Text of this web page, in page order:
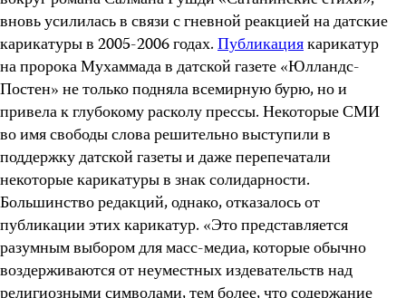
вновь усилилась в связи с гневной реакцией на датские
карикатуры в 2005-2006 годах.Публикациякарикатур
на пророка Мухаммада в датской газете «Юлландс-
Постен» не только подняла всемирную бурю, но и
привела к глубокому расколу прессы. Некоторые СМИ
во имя свободы слова решительно выступили в
поддержку датской газеты и даже перепечатали
некоторые карикатуры в знак солидарности.
Большинство редакций, однако, отказалось от
публикации этих карикатур. «Это представляется
разумным выбором для масс-медиа, которые обычно
воздерживаются от неуместных издевательств над